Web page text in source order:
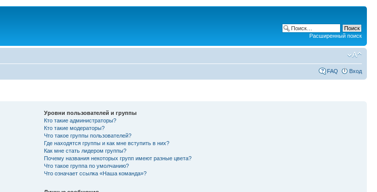
Расширенный поиск
FAQ Вход
Уровни пользователей и группы
Кто такие администраторы?
Кто такие модераторы?
Что такое группы пользователей?
Где находятся группы и как мне вступить в них?
Как мне стать лидером группы?
Почему названия некоторых групп имеют разные цвета?
Что такое группа по умолчанию?
Что означает ссылка «Наша команда»?